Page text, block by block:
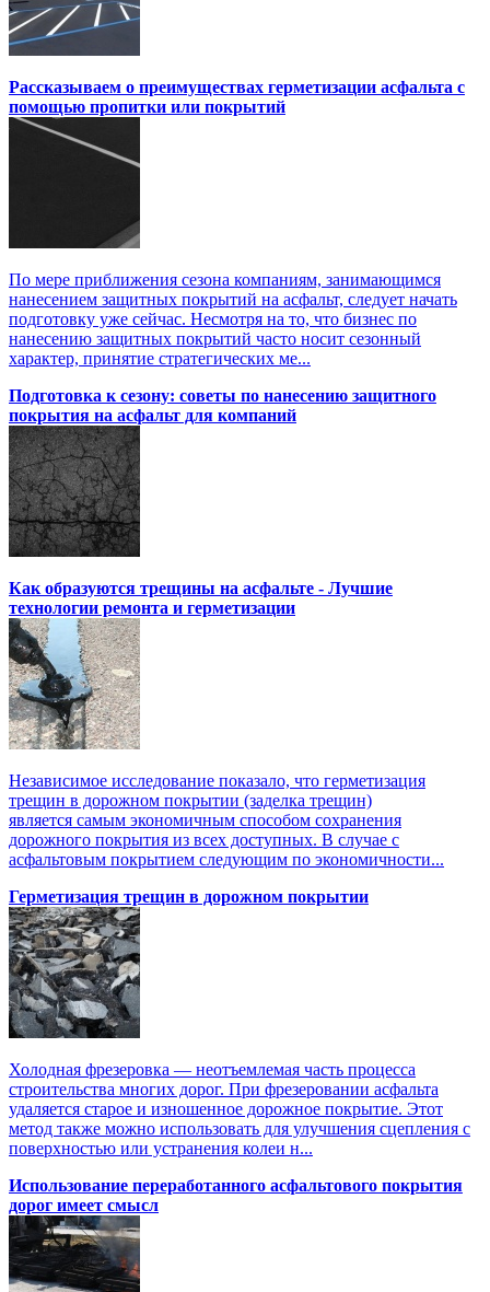
Рассказываем о преимуществах герметизации асфальта с
помощью пропитки или покрытий
По мере приближения сезона компаниям, занимающимся
нанесением защитных покрытий на асфальт, следует начать
подготовку уже сейчас. Несмотря на то, что бизнес по
нанесению защитных покрытий часто носит сезонный
характер, принятие стратегических ме...
Подготовка к сезону: советы по нанесению защитного
покрытия на асфальт для компаний
Как образуются трещины на асфальте - Лучшие
технологии ремонта и герметизации
Независимое исследование показало, что герметизация
трещин в дорожном покрытии (заделка трещин)
является самым экономичным способом сохранения
дорожного покрытия из всех доступных. В случае с
асфальтовым покрытием следующим по экономичности...
Герметизация трещин в дорожном покрытии
Холодная фрезеровка — неотъемлемая часть процесса
строительства многих дорог. При фрезеровании асфальта
удаляется старое и изношенное дорожное покрытие. Этот
метод также можно использовать для улучшения сцепления с
поверхностью или устранения колеи н...
Использование переработанного асфальтового покрытия
дорог имеет смысл